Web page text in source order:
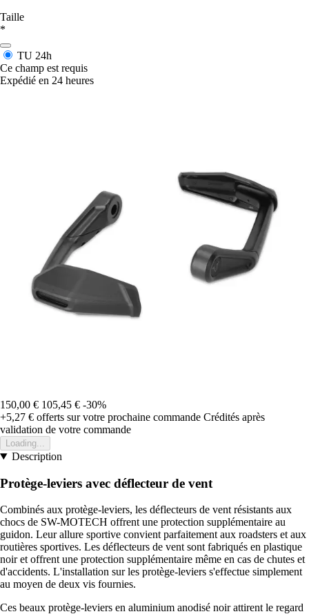
Taille
*
TU 24h
Ce champ est requis
Expédié en 24 heures
150,00 € 105,45 € -30%
+5,27 € offerts sur votre prochaine commande Crédités après
validation de votre commande
Loading...
Description
Protège-leviers avec déflecteur de vent
Combinés aux protège-leviers, les déflecteurs de vent résistants aux
chocs de SW-MOTECH offrent une protection supplémentaire au
guidon. Leur allure sportive convient parfaitement aux roadsters et aux
routières sportives. Les déflecteurs de vent sont fabriqués en plastique
noir et offrent une protection supplémentaire même en cas de chutes et
d'accidents. L'installation sur les protège-leviers s'effectue simplement
au moyen de deux vis fournies.
Ces beaux protège-leviers en aluminium anodisé noir attirent le regard